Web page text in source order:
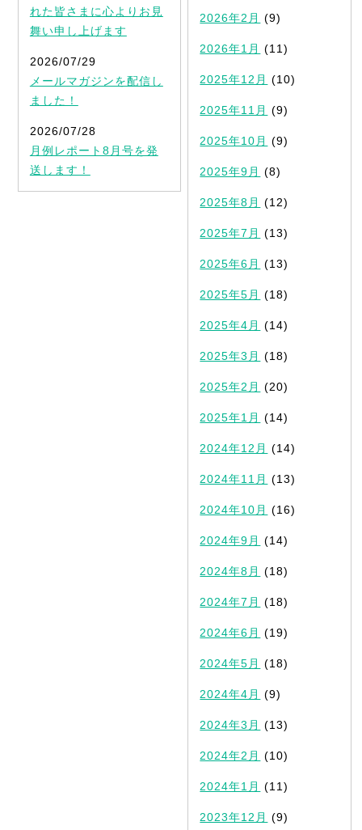
れた皆さまに心よりお見
舞い申し上げます
2026/07/29
メールマガジンを配信し
ました！
2026/07/28
月例レポート8月号を発
送します！
2026年2月 (9)
2026年1月 (11)
2025年12月 (10)
2025年11月 (9)
2025年10月 (9)
2025年9月 (8)
2025年8月 (12)
2025年7月 (13)
2025年6月 (13)
2025年5月 (18)
2025年4月 (14)
2025年3月 (18)
2025年2月 (20)
2025年1月 (14)
2024年12月 (14)
2024年11月 (13)
2024年10月 (16)
2024年9月 (14)
2024年8月 (18)
2024年7月 (18)
2024年6月 (19)
2024年5月 (18)
2024年4月 (9)
2024年3月 (13)
2024年2月 (10)
2024年1月 (11)
2023年12月 (9)